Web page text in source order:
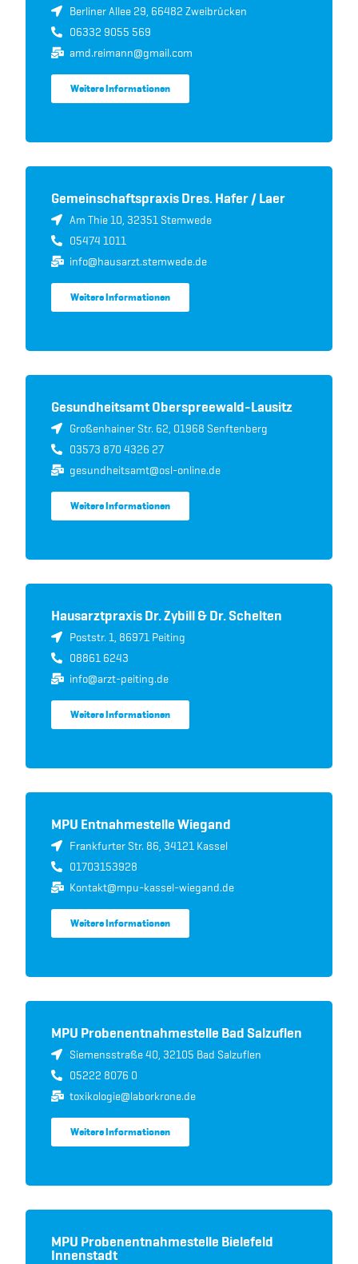
Berliner Allee 29, 66482 Zweibrücken
06332 9055 569
amd.reimann@gmail.com
Weitere Informationen
Gemeinschaftspraxis Dres. Hafer / Laer
Am Thie 10, 32351 Stemwede
05474 1011
info@hausarzt.stemwede.de
Weitere Informationen
Gesundheitsamt Oberspreewald-Lausitz
Großenhainer Str. 62, 01968 Senftenberg
03573 870 4326 27
gesundheitsamt@osl-online.de
Weitere Informationen
Hausarztpraxis Dr. Zybill & Dr. Schelten
Poststr. 1, 86971 Peiting
08861 6243
info@arzt-peiting.de
Weitere Informationen
MPU Entnahmestelle Wiegand
Frankfurter Str. 86, 34121 Kassel
01703153928
Kontakt@mpu-kassel-wiegand.de
Weitere Informationen
MPU Probenentnahmestelle Bad Salzuflen
Siemensstraße 40, 32105 Bad Salzuflen
05222 8076 0
toxikologie@laborkrone.de
Weitere Informationen
MPU Probenentnahmestelle Bielefeld
Innenstadt